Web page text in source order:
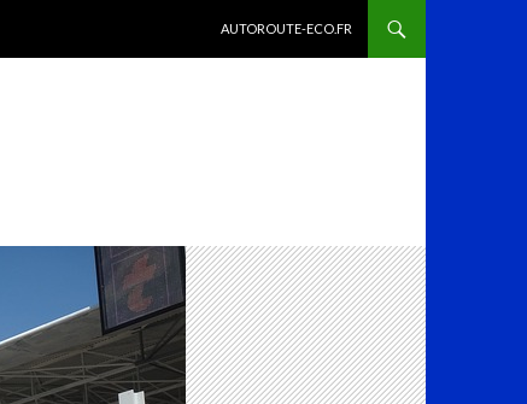
AUTOROUTE-ECO.FR